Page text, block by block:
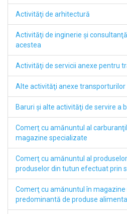
Activităţi de arhitectură
Activităţi de inginerie şi
acestea
Activităţi de servicii anexe pentru
Alte activităţi anexe transporturilor
Baruri şi alte activităţi de servire a
Comerţ cu amănuntul al
magazine specializate
Comerţ cu amănuntul al
produselor din tutun efectuat prin
Comerţ cu amănuntul în
predominantă de produse